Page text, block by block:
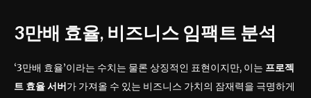
3만배 효율, 비즈니스 임팩트 분석
‘3만배 효율’이라는 수치는 물론 상징적인 표현이지만, 이는 프로젝
트 효율 서버가 가져올 수 있는 비즈니스 가치의 잠재력을 극명하게